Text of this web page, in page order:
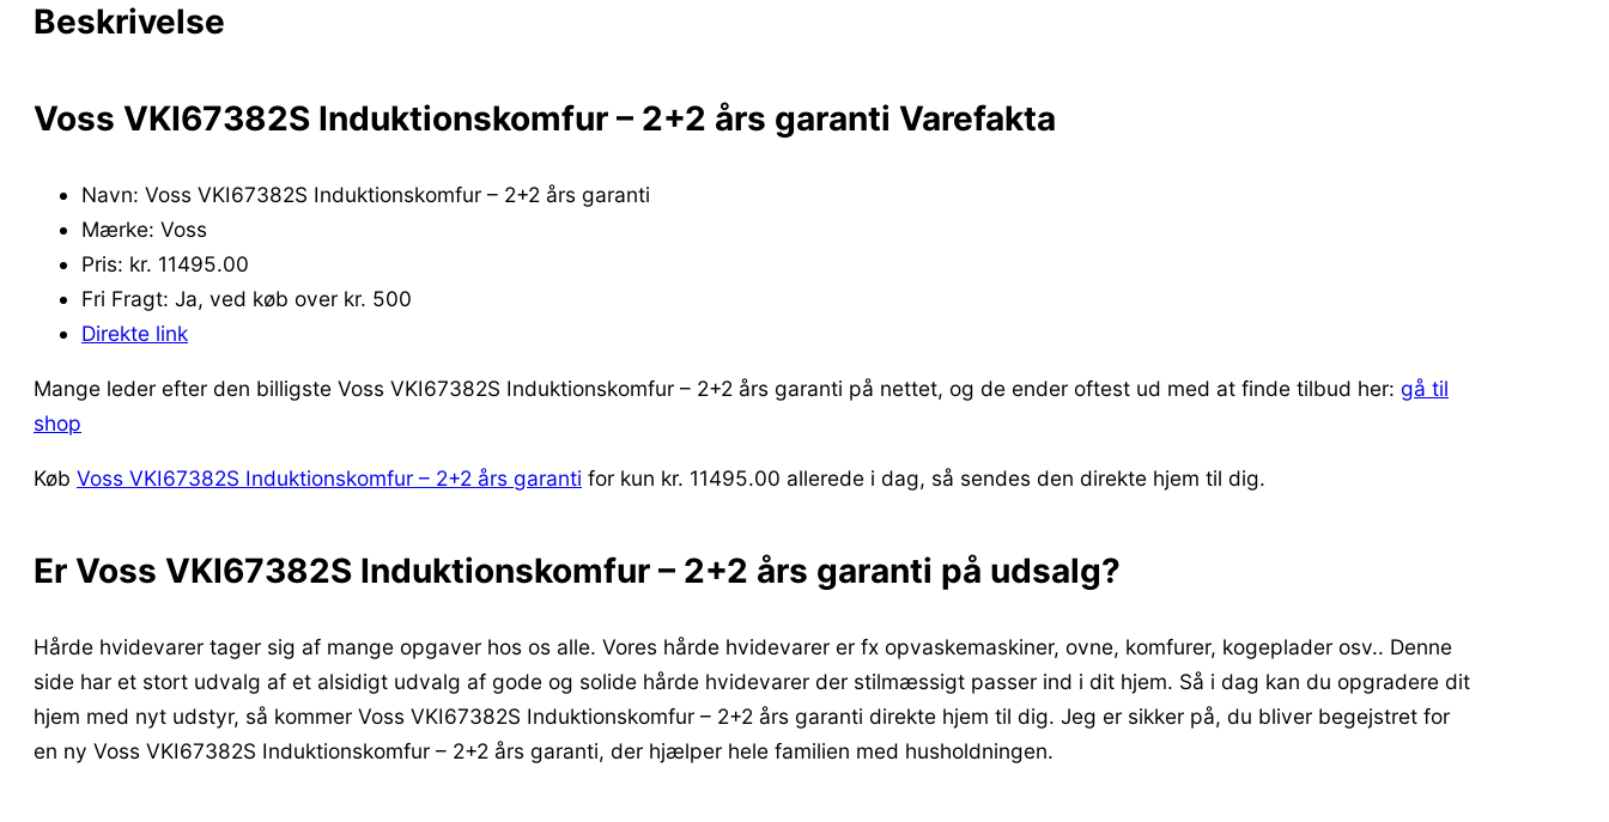
Beskrivelse
Voss VKI67382S Induktionskomfur – 2+2 års garanti Varefakta
Navn: Voss VKI67382S Induktionskomfur – 2+2 års garanti
Mærke: Voss
Pris: kr. 11495.00
Fri Fragt: Ja, ved køb over kr. 500
Direkte link
Mange leder efter den billigste Voss VKI67382S Induktionskomfur – 2+2 års garanti på nettet, og de ender oftest ud med at finde tilbud her: gå til
shop
Køb Voss VKI67382S Induktionskomfur – 2+2 års garanti for kun kr. 11495.00 allerede i dag, så sendes den direkte hjem til dig.
Er Voss VKI67382S Induktionskomfur – 2+2 års garanti på udsalg?
Hårde hvidevarer tager sig af mange opgaver hos os alle. Vores hårde hvidevarer er fx opvaskemaskiner, ovne, komfurer, kogeplader osv.. Denne
side har et stort udvalg af et alsidigt udvalg af gode og solide hårde hvidevarer der stilmæssigt passer ind i dit hjem. Så i dag kan du opgradere dit
hjem med nyt udstyr, så kommer Voss VKI67382S Induktionskomfur – 2+2 års garanti direkte hjem til dig. Jeg er sikker på, du bliver begejstret for
en ny Voss VKI67382S Induktionskomfur – 2+2 års garanti, der hjælper hele familien med husholdningen.